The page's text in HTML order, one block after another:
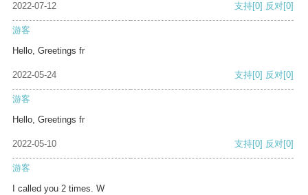
2022-07-12 支持[0] 反对[0]
游客
Hello, Greetings fr
2022-05-24 支持[0] 反对[0]
游客
Hello, Greetings fr
2022-05-10 支持[0] 反对[0]
游客
I called you 2 times. W